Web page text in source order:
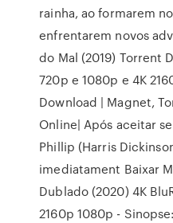
rainha, ao formarem
enfrentarem novos
do Mal (2019) Torrent
720p e 1080p e 4K
Download | Magnet,
Online| Após aceitar
Phillip (Harris
imediatament Baixar
Dublado (2020) 4K
2160p 1080p -